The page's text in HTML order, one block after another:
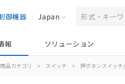
御機器 Japan
報 ソリューション
商品カテゴリ > スイッチ > 押ボタンスイッチ